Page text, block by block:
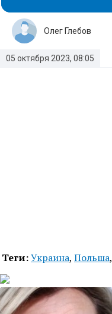
05 октября 2023, 08:05
Олег Глебов
Теги:Украина, Польша,